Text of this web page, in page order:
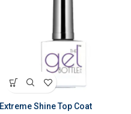
Extreme Shine Top Coat